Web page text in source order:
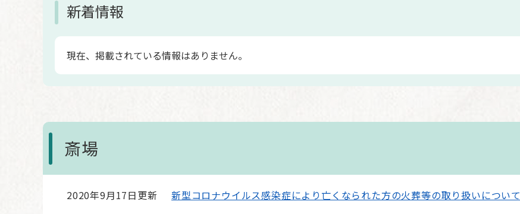
新着情報
現在、掲載されている情報はありません。
斎場
2020年9月17日更新 新型コロナウイルス感染症により亡くなられた方の火葬等の取り扱いについて